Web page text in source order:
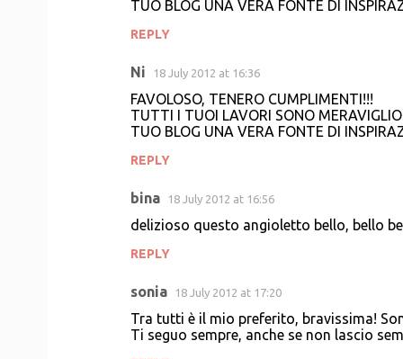
TUO BLOG UNA VERA FONTE DI
REPLY
Ni 18 July 2012 at 16:36
FAVOLOSO, TENERO CUMPLIMENTI!!!
TUTTI I TUOI LAVORI SONO
TUO BLOG UNA VERA FONTE DI
REPLY
bina 18 July 2012 at 16:56
delizioso questo angioletto bello, bello
REPLY
sonia 18 July 2012 at 17:20
Tra tutti è il mio preferito, bravissima!
Ti seguo sempre, anche se non lascio